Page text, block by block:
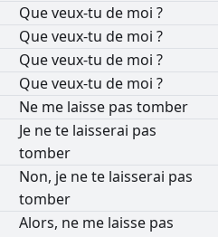
Queveux-tu de moi ?
Queveux-tu de moi ?
Queveux-tu de moi ?
Queveux-tu de moi ?
Ne me laisse pas tomber
Je nete laisserai pas
tomber
Non, je nete laisserai pas
tomber
Alors, ne me laisse pas